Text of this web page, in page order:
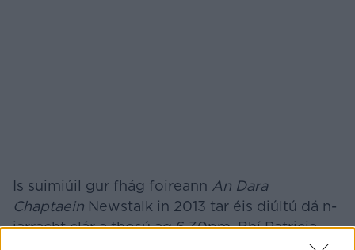
Is suimiúil gur fhág foireann An Dara
Chaptaein Newstalk in 2013 tar éis diúltú dá n-
iarracht clár a thosú ag 6.30pm. Bhí Patricia